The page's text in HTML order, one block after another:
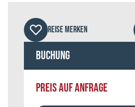
REISE MERKEN
Buchung
PREIS AUF ANFRAGE